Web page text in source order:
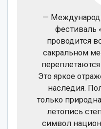
—
фестиваль
проводится
сакральном
Это яркое
наследия.
только
летопись
символ